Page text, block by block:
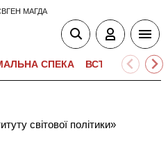
МАГДА
СПЕКА ВСТУПНА
світової політики»